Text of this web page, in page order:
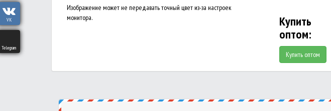
VK
Telegram
Изображение может не передавать точный цвет из-за настроек
монитора.
Купить
оптом:
Купить оптом